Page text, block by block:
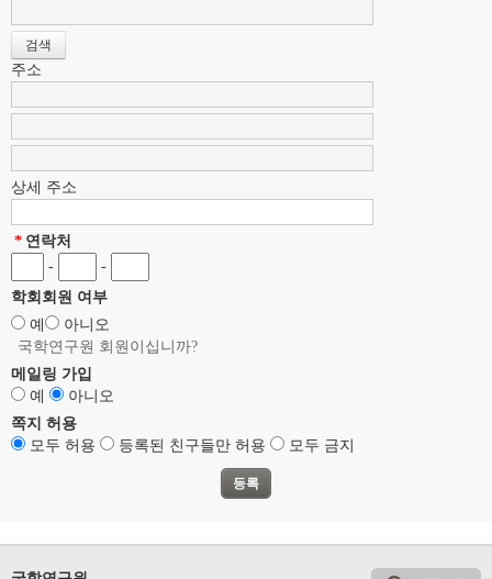
주소
상세 주소
* 연락처
-
-
학회회원 여부
예
아니오
국학연구원 회원이십니까?
메일링 가입
예
아니오
쪽지 허용
모두 허용
등록된 친구들만 허용 모두 금지